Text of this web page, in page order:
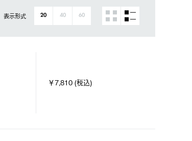
表示形式 20 40 60
￥7,810 (税込)